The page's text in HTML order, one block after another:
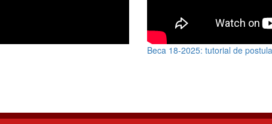
Beca 18-2025: tutorial de